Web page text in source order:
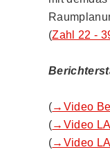
(Zahl 22 -
(→Video
(→Video
(→Video